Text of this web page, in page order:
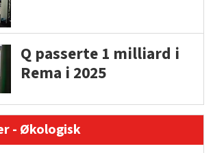
Q passerte 1 milliard i
Rema i 2025
- Økologisk